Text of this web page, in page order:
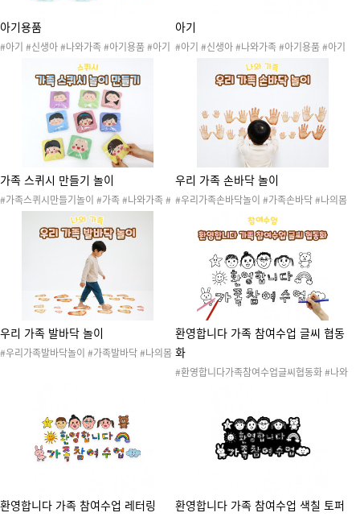
아기용품
#아기 #신생아 #나와가족 #아기용품 #아기
물건 #아기도안 #아기돌보기놀이 #동생 #동
생돌보기 #기저귀 #쪽쪽이 #물티슈 #분유 #
분유스푼 #젖병 #가족역할
아기
#아기 #신생아 #나와가족 #아기용품 #아기
물건 #아기도안 #아기돌보기놀이 #동생 #동
생돌보기 #가족역할
가족 스퀴시 만들기 놀이
#가족스퀴시만들기놀이 #가족 #나와가족 #
나 #가족얼굴 #가족구성원 #가족활동 #가족
도안 #가족놀이 #가족스퀴시 #스퀴시 #스퀴
시만들기 #말랑이 #장난감 #스퀴시도안 #종
이스퀴시 #종스 #종스도안 #촉감놀이 #미술
놀이 #초등놀이 #소근육발달
우리 가족 손바닥 놀이
#우리가족손바닥놀이 #가족손바닥 #나의몸
#몸 #신체 #신체기관 #몸속기관 #신체기관
놀이 #신체기관활동 #나의몸활동 #나의몸놀
이 #손 #손바닥 #아빠손 #엄마손 #누나손 #
언니손 #오빠손 #형손 #내손 #동생손
우리 가족 발바닥 놀이
#우리가족발바닥놀이 #가족발바닥 #나의몸
언니발 #오빠발 #형발 #내발 #동생발
환영합니다 가족 참여수업 글씨 협동
화
#환영합니다가족참여수업글씨협동화 #나와
#참여수업행사 #참여수업협동화 #협동화 #
미술활동 #색칠하기 #협동작품 #콜라주
환영합니다 가족 참여수업 레터링 환영합니다 가족 참여수업 색칠 토퍼